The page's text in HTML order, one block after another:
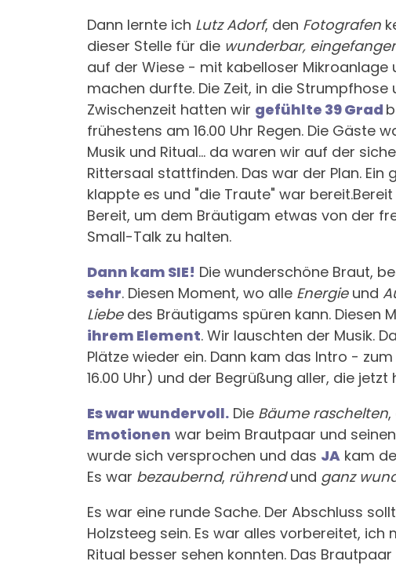
Dann lernte ich Lutz Adorf, den Fotografen
dieser Stelle für die wunderbar,
auf der Wiese - mit kabelloser Mikroanlage
machen durfte. Die Zeit, in die
Zwischenzeit hatten wir gefühlte 39 Grad
frühestens am 16.00 Uhr Regen. Die Gäste
Musik und Ritual... da waren wir auf der
Rittersaal stattfinden. Das war der Plan.
klappte es und "die Traute" war
Bereit, um dem Bräutigam etwas von der
Small-Talk zu halten.
Dann kam SIE! Die wunderschöne Braut,
sehr. Diesen Moment, wo alle Energieund
Liebedes Bräutigams spüren kann. Diesen
ihrem Element. Wir lauschten der Musik.
Plätze wieder ein. Dann kam das Intro -
16.00 Uhr) und der Begrüßung aller, die
Es war wundervoll. Die Bäume raschelten
Emotionen war beim Brautpaar und
wurde sich versprochen und das JA kam
Es war bezaubernd, rührendund ganz
Es war eine runde Sache. Der Abschluss
Holzsteeg sein. Es war alles vorbereitet,
Ritual besser sehen konnten. Das